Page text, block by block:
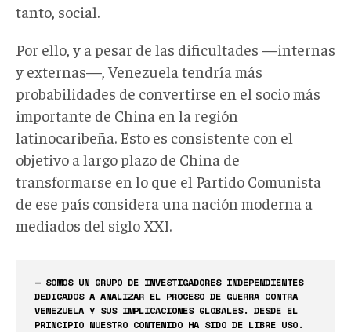
tanto, social.
Por ello, y a pesar de las dificultades —internas
y externas—, Venezuela tendría más
probabilidades de convertirse en el socio más
importante de China en la región
latinocaribeña. Esto es consistente con el
objetivo a largo plazo de China de
transformarse en lo que el Partido Comunista
de ese país considera una nación moderna a
mediados del siglo XXI.
— SOMOS UN GRUPO DE INVESTIGADORES INDEPENDIENTES
DEDICADOS A ANALIZAR EL PROCESO DE GUERRA CONTRA
VENEZUELA Y SUS IMPLICACIONES GLOBALES. DESDE EL
PRINCIPIO NUESTRO CONTENIDO HA SIDO DE LIBRE USO.